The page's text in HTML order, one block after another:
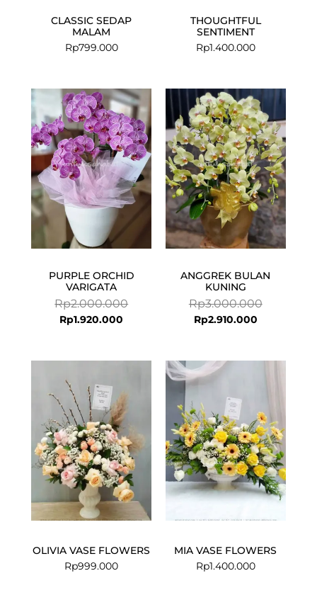
CLASSIC SEDAP
MALAM
Rp799.000
THOUGHTFUL
SENTIMENT
Rp1.400.000
PURPLE ORCHID
VARIGATA
Rp2.000.000
Original
price
was:
Rp2.000.000.
Rp1.920.000
Current
price
is:
Rp1.920.000.
ANGGREK BULAN
KUNING
Rp3.000.000
Original
price
was:
Rp2.910.000
Current
price
is:
Rp2.910.000.
OLIVIA VASE FLOWERS
Rp999.000
MIA VASE FLOWERS
Rp1.400.000